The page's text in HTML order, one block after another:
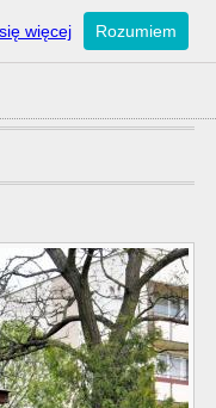
więcej Rozumiem